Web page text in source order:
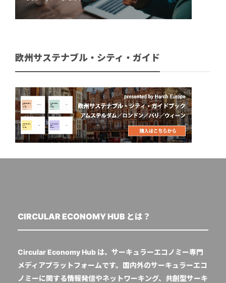
欧州サステナブル・シティ・ガイド
CIRCULAR ECONOMY HUB とは？
Circular Economy Hub は、サーキュラーエコノミー専門
メディアプラットフォームです。国内外のサーキュラーエコ
ノミーに関する情報発信やネットワーキング、共創型サーキ